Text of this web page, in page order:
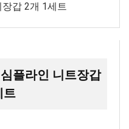
갑 2개 1세트
플라인 니트장갑
트